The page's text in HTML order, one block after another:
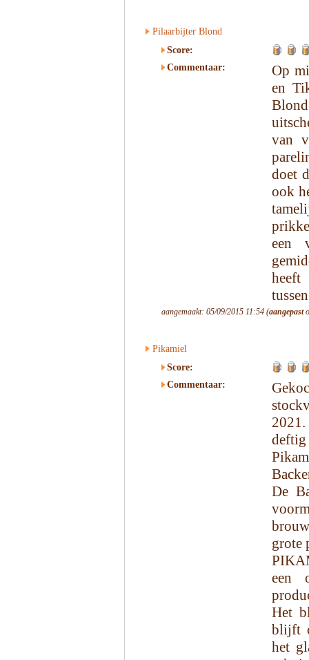
Pilaarbijter Blond
Score:
Commentaar:
Op
en
van
doet
ook
een
heeft
aangemaakt: 05/09/2015 11:54 (aangepast
Pikamiel
Score:
Commentaar:
deftig
De
grote
een
Het
blijft
het